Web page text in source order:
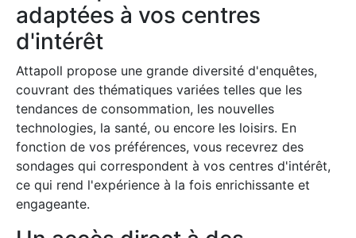
adaptées à vos centres
d'intérêt
Attapoll propose une grande diversité d'enquêtes,
couvrant des thématiques variées telles que les
tendances de consommation, les nouvelles
technologies, la santé, ou encore les loisirs. En
fonction de vos préférences, vous recevrez des
sondages qui correspondent à vos centres d'intérêt,
ce qui rend l'expérience à la fois enrichissante et
engageante.